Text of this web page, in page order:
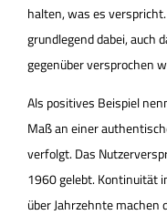
halten, was es
grundlegend dabei, auch
gegenüber versprochen
Als positives Beispiel
Maß an einer
verfolgt. Das
1960 gelebt. Kontinuität
über Jahrzehnte